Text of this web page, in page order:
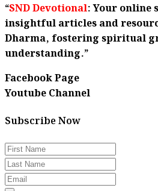
“SND Devotional: Your online
insightful articles and
Dharma, fostering spiritual
understanding.”
Facebook Page
Youtube Channel
Subscribe Now